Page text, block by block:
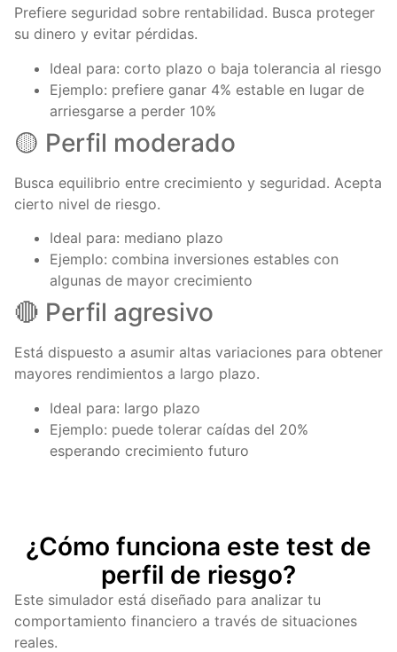
Prefiere seguridad sobre rentabilidad. Busca proteger
su dinero y evitar pérdidas.
Ideal para: corto plazo o baja tolerancia al riesgo
Ejemplo: prefiere ganar 4% estable en lugar de
arriesgarse a perder 10%
🟡 Perfil moderado
Busca equilibrio entre crecimiento y seguridad. Acepta
cierto nivel de riesgo.
Ideal para: mediano plazo
Ejemplo: combina inversiones estables con
algunas de mayor crecimiento
🔴 Perfil agresivo
Está dispuesto a asumir altas variaciones para obtener
mayores rendimientos a largo plazo.
Ideal para: largo plazo
Ejemplo: puede tolerar caídas del 20%
esperando crecimiento futuro
¿Cómo funciona este test de
perfil de riesgo?
Este simulador está diseñado para analizar tu
comportamiento financiero a través de situaciones
reales.